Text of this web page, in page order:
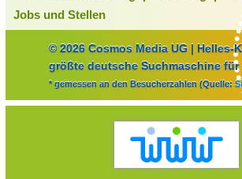
Jobs und Stellen
© 2026 Cosmos Media UG | Helles-
größte deutsche Suchmaschine für
* gemessen an den Besucherzahlen (Quelle: